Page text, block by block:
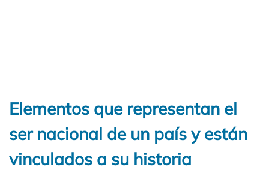
Elementos que representan el
ser nacional de un país y están
vinculados a su historia